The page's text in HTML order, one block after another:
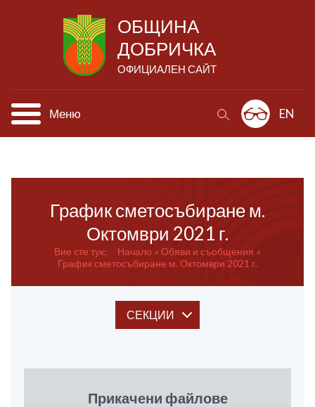
ОБЩИНА
ДОБРИЧКА
ОФИЦИАЛЕН САЙТ
Меню EN
График сметосъбиране м.
Октомври 2021 г.
Вие сте тук: Начало
Обяви и съобщения
График сметосъбиране м. Октомври 2021 г.
СЕКЦИИ
Прикачени файлове